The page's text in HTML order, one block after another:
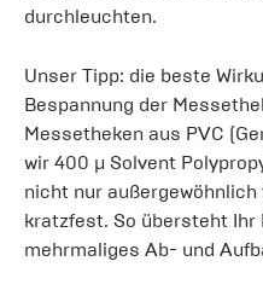
durchleuchten.
Unser Tipp: die beste
Bespannung der
Messetheken aus PVC
wir 400 µ Solvent
nicht nur
kratzfest. So übersteht Ihr
mehrmaliges Ab- und